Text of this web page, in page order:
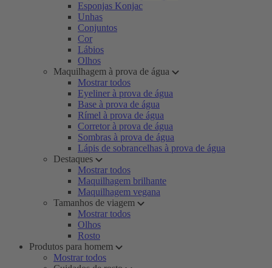
Esponjas Konjac
Unhas
Conjuntos
Cor
Lábios
Olhos
Maquilhagem à prova de água
Mostrar todos
Eyeliner à prova de água
Base à prova de água
Rímel à prova de água
Corretor à prova de água
Sombras à prova de água
Lápis de sobrancelhas à prova de água
Destaques
Mostrar todos
Maquilhagem brilhante
Maquilhagem vegana
Tamanhos de viagem
Mostrar todos
Olhos
Rosto
Produtos para homem
Mostrar todos